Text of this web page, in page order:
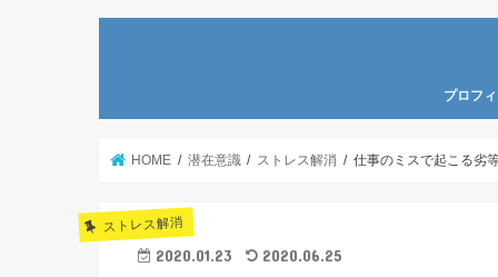
プロフ
HOME 潜在意識 ストレス解消 仕事のミスで起こる劣
ストレス解消
2020.01.23 2020.06.25